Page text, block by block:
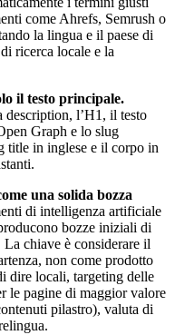
come Ahrefs, Semrush o
la lingua e il paese di
ricerca locale e la
il testo principale.
description, l’H1, il testo
Graph e lo slug
title in inglese e il corpo in
una solida bozza
di intelligenza artificiale
bozze iniziali di
chiave è considerare il
non come prodotto
dire locali, targeting delle
le pagine di maggior valore
pilastro), valuta di